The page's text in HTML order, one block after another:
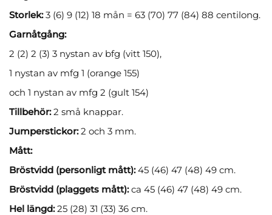
Storlek:3 (6) 9 (12) 18 mån = 63 (70) 77 (84) 88 centilong.
Garnåtgång:
2 (2) 2 (3) 3 nystan av bfg (vitt 150),
1 nystan av mfg 1 (orange 155)
och 1 nystan av mfg 2 (gult 154)
Tillbehör:2 små knappar.
Jumperstickor:2 och 3 mm.
Mått:
Bröstvidd (personligt mått):45 (46) 47 (48) 49 cm.
Bröstvidd (plaggets mått):ca 45 (46) 47 (48) 49 cm.
Hel längd:25 (28) 31 (33) 36 cm.